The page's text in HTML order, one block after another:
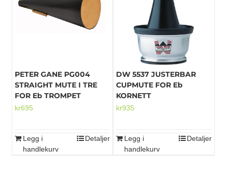
PETER GANE PG004
STRAIGHT MUTE I TRE
FOR Eb TROMPET
kr695
Legg i
handlekurv
Detaljer
DW 5537 JUSTERBAR
CUPMUTE FOR Eb
KORNETT
kr935
Legg i
handlekurv
Detaljer